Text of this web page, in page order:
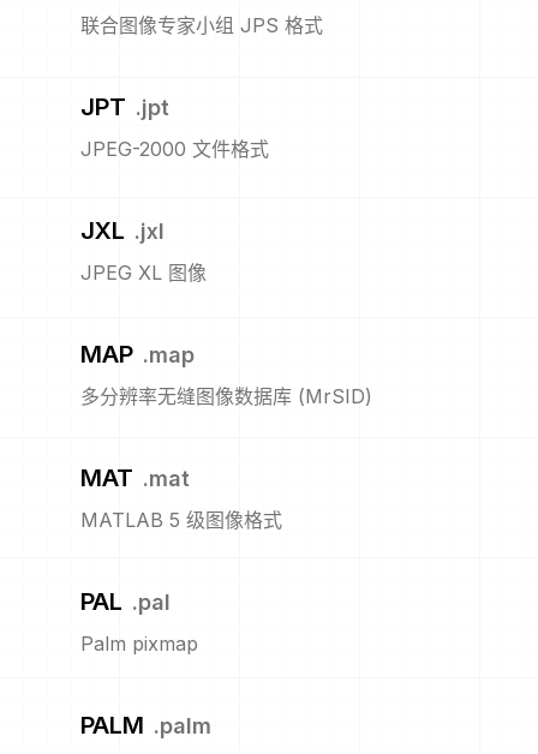
联合图像专家小组 JPS 格式
JPT .jpt
JPEG-2000 文件格式
JXL .jxl
JPEG XL 图像
MAP .map
多分辨率无缝图像数据库 (MrSID)
MAT .mat
MATLAB 5 级图像格式
PAL .pal
Palm pixmap
PALM .palm